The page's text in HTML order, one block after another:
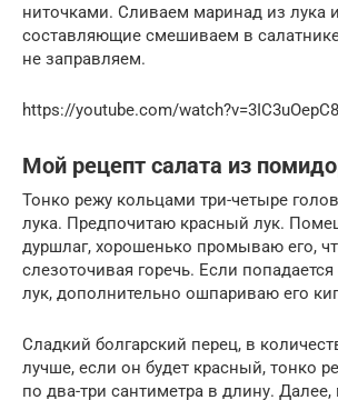
ниточками. Сливаем маринад из лука
составляющие смешиваем в
не заправляем.
https://youtube.com/
Мой рецепт салата из
Тонко режу кольцами три-четыре
лука. Предпочитаю красный лук.
дуршлаг, хорошенько промываю его,
слезоточивая горечь. Если
лук, дополнительно ошпариваю его
Сладкий болгарский перец, в
лучше, если он будет красный, тонко
по два-три сантиметра в длину.